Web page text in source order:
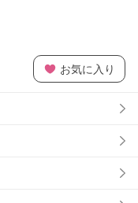
お気に入り